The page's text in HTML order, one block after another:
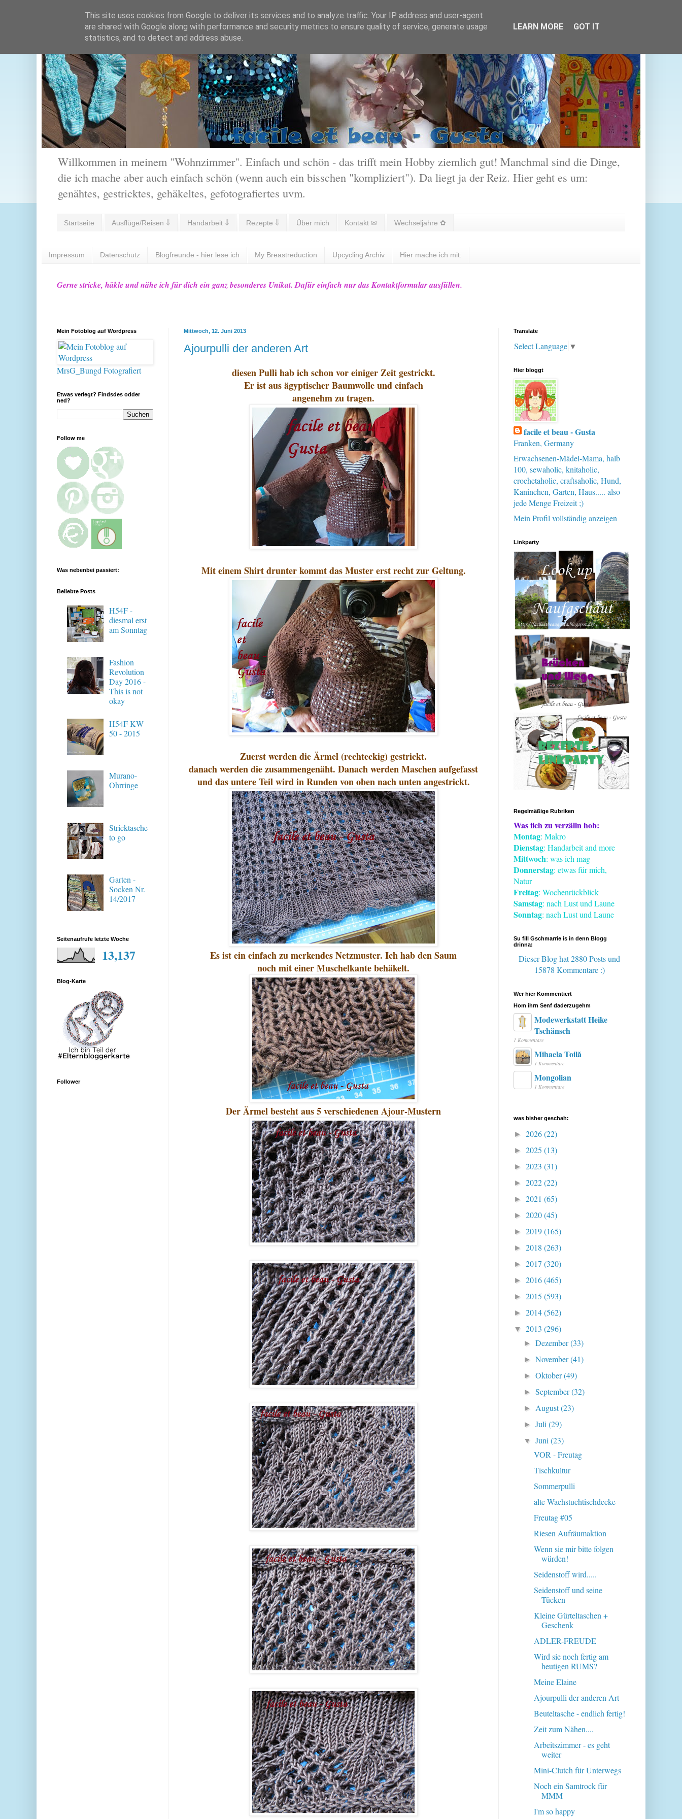
Willkommen in meinem "Wohnzimmer". Einfach und schön - das trifft mein Hobby ziemlich gut! Manchmal sind die Dinge,
die ich mache aber auch einfach schön (wenn auch ein bisschen "kompliziert"). Da liegt ja der Reiz. Hier geht es um:
genähtes, gestricktes, gehäkeltes, gefotografiertes uvm.
Startseite Ausflüge/Reisen ⇓ Handarbeit ⇓ Rezepte ⇓ Über mich Kontakt ✉ Wechseljahre ✿
Impressum Datenschutz Blogfreunde - hier lese ich My Breastreduction Upcycling Archiv Hier mache ich mit:
Gerne stricke, häkle und nähe ich für dich ein ganz besonderes Unikat. Dafür einfach nur das Kontaktformular ausfüllen.
Mittwoch, 12. Juni 2013
Ajourpulli der anderen Art
diesen Pulli hab ich schon vor einiger Zeit gestrickt.
Er ist aus ägyptischer Baumwolle und einfach
angenehm zu tragen.
Mit einem Shirt drunter kommt das Muster erst recht zur Geltung.
Zuerst werden die Ärmel (rechteckig) gestrickt.
danach werden die zusammengenäht. Danach werden Maschen aufgefasst
und das untere Teil wird in Runden von oben nach unten angestrickt.
Es ist ein einfach zu merkendes Netzmuster. Ich hab den Saum
noch mit einer Muschelkante behäkelt.
Der Ärmel besteht aus 5 verschiedenen Ajour-Mustern
Mein Fotoblog auf Wordpress
MrsG_Bungd Fotografiert
Etwas verlegt? Findsdes odder
ned?
Follow me
Was nebenbei passiert:
Beliebte Posts
H54F -
diesmal erst
am Sonntag
Fashion
Revolution
Day 2016 -
This is not
okay
H54F KW
50 - 2015
Murano-
Ohrringe
Stricktasche
to go
Garten -
Socken Nr.
14/2017
Seitenaufrufe letzte Woche
13,137
Blog-Karte
Follower
Translate
Select Language ▼
Hier bloggt
facile et beau - Gusta
Franken, Germany
Erwachsenen-Mädel-Mama, halb
100, sewaholic, knitaholic,
crochetaholic, craftsaholic, Hund,
Kaninchen, Garten, Haus..... also
jede Menge Freizeit ;)
Mein Profil vollständig anzeigen
Linkparty
Regelmäßige Rubriken
Was iich zu verzälln hob:
Montag: Makro
Dienstag: Handarbeit and more
Mittwoch: was ich mag
Donnerstag: etwas für mich,
Natur
Freitag: Wochenrückblick
Samstag: nach Lust und Laune
Sonntag: nach Lust und Laune
Su fill Gschmarrie is in denn Blogg
drinna:
Dieser Blog hat 2880 Postsund
15878 Kommentare :)
Wer hier Kommentiert
Hom ihrn Senf daderzugehm
Modewerkstatt Heike
Tschänsch
1 Kommentare
Mihaela Toilă
1 Kommentare
Mongolian
1 Kommentare
was bisher geschah:
► 2026(22)
► 2025 (13)
► 2023 (31)
► 2022(22)
► 2021 (65)
► 2020(45)
► 2019(165)
► 2018 (263)
► 2017 (320)
► 2016(465)
► 2015 (593)
► 2014(562)
▼ 2013 (296)
►Dezember(33)
►November(41)
►Oktober(49)
►September(32)
► August(23)
►Juli(29)
▼Juni(23)
VOR - Freutag
Tischkultur
Sommerpulli
alte Wachstuchtischdecke
Freutag #05
Riesen Aufräumaktion
Wenn sie mir bitte folgen
würden!
Seidenstoff wird.....
Seidenstoff und seine
Tücken
Kleine Gürteltaschen +
Geschenk
ADLER-FREUDE
Wird sie noch fertig am
heutigen RUMS?
Meine Elaine
Ajourpulli der anderen Art
Beuteltasche - endlich fertig!
Zeit zum Nähen....
Arbeitszimmer - es geht
weiter
Mini-Clutch für Unterwegs
Noch ein Samtrock für
MMM
I'm so happy
This site uses cookies from Google to deliver its services and to analyze traffic. Your IP address and user-agent
are shared with Google along with performance and security metrics to ensure quality of service, generate usage
statistics, and to detect and address abuse.
LEARN MORE GOT IT